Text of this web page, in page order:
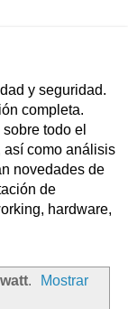
y seguridad.
completa.
todo el
así como análisis
novedades de
de
hardware,
.
Mostrar